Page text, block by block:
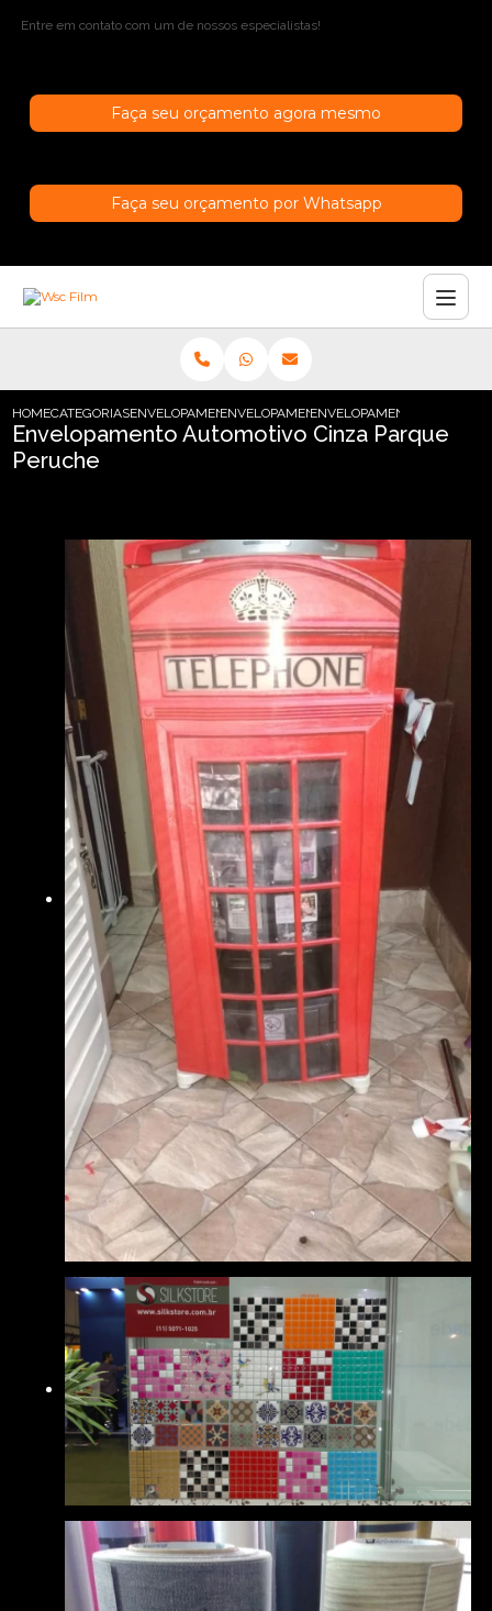
Entre em contato com um de nossos especialistas!
Faça seu orçamento agora mesmo
Faça seu orçamento por Whatsapp
HOMECATEGORIASENVELOPAMENTO AUTOMOTIVO
ENVELOPAMENTO AUTOMOTIVO CINZA
ENVELOPAMENTO
Envelopamento Automotivo Cinza Parque
Peruche